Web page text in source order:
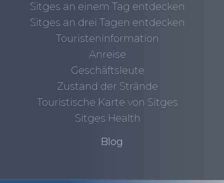
Sitges an einem Tag entdecken
Sitges an drei Tagen entdecken
Touristeninformation
Anreise
Geschäftsleute
Zustand der Strände
Touristische Karte von Sitges
Sitges Health
Blog